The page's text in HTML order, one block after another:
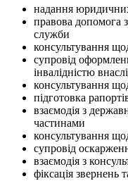
надання
правова допомога
служби
консультування
супровід
інвалідністю
консультування
підготовка
взаємодія з
частинами
консультування
супровід
взаємодія з
фіксація звернень